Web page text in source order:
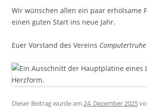
Wir wünschen allen ein paar erholsame
einen guten Start ins neue Jahr.
Euer Vorstand des Vereins Computertruhe
Dieser Beitrag wurde am 24. Dezember 2025